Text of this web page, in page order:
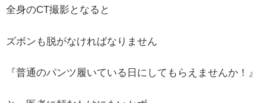
全身のCT撮影となると
ズボンも脱がなければなりません
『普通のパンツ履いている日にしてもらえませんか！』